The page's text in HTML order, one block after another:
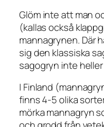
Glöm inte att man
(kallas också
mannagrynen. Där
sig den klassiska
sagogryn inte
I Finland
finns 4-5 olika
mörka mannagryn